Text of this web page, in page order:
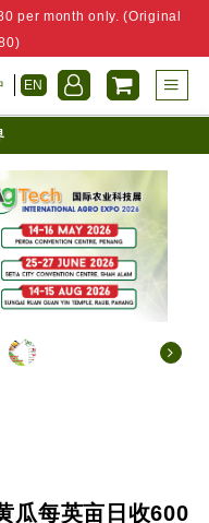
per month only. (Original
EN
瓜每英亩日收600